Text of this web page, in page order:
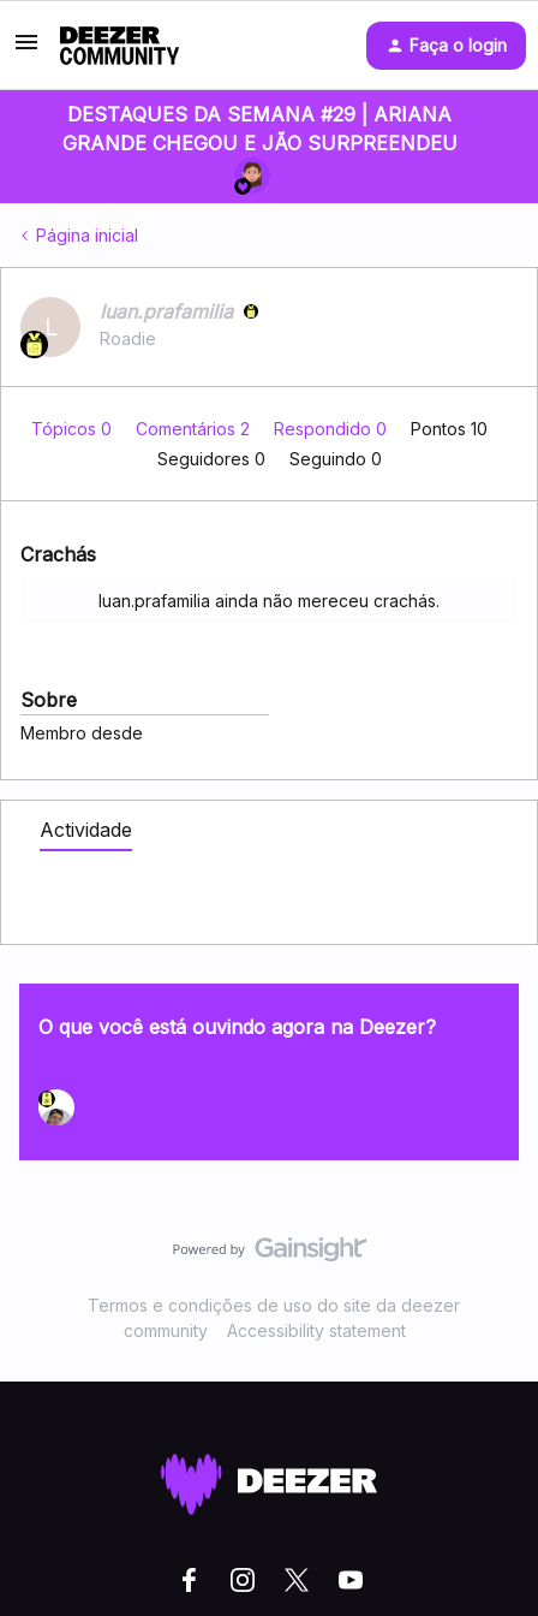
Faça o login
DESTAQUES DA SEMANA #29 | ARIANA
GRANDE CHEGOU E JÃO SURPREENDEU
Página inicial
L
luan.prafamilia
Roadie
Tópicos 0 Comentários 2 Respondido 0
Pontos 10
Seguidores 0 Seguindo 0
Crachás
luan.prafamilia ainda não mereceu crachás.
Sobre
Membro desde
Actividade
O que você está ouvindo agora na Deezer?
Termos e condições de uso do site da deezer
community
Accessibility statement